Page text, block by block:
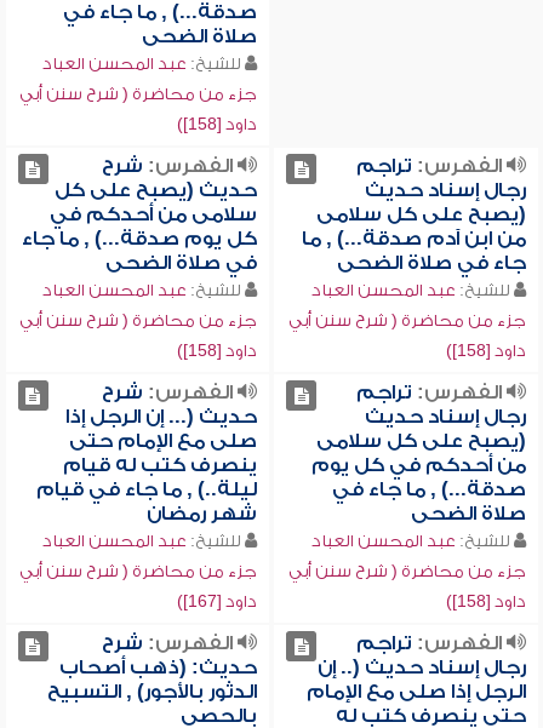
صدقة...) , ما جاء في
صلاة الضحى
للشيخ: عبد المحسن العباد
جزء من محاضرة ( شرح سنن أبي
داود [158])
الفهرس: تراجم
رجال إسناد حديث
(يصبح على كل سلامى
من ابن آدم صدقة...) , ما
جاء في صلاة الضحى
للشيخ: عبد المحسن العباد
جزء من محاضرة ( شرح سنن أبي
داود [158])
الفهرس: شرح
حديث (يصبح على كل
سلامى من أحدكم في
كل يوم صدقة...) , ما جاء
في صلاة الضحى
للشيخ: عبد المحسن العباد
جزء من محاضرة ( شرح سنن أبي
داود [158])
الفهرس: تراجم
رجال إسناد حديث
(يصبح على كل سلامى
من أحدكم في كل يوم
صدقة...) , ما جاء في
صلاة الضحى
للشيخ: عبد المحسن العباد
جزء من محاضرة ( شرح سنن أبي
داود [158])
الفهرس: شرح
حديث (... إن الرجل إذا
صلى مع الإمام حتى
ينصرف كتب له قيام
ليلة..) , ما جاء في قيام
شهر رمضان
للشيخ: عبد المحسن العباد
جزء من محاضرة ( شرح سنن أبي
داود [167])
الفهرس: تراجم
رجال إسناد حديث (.. إن
الرجل إذا صلى مع الإمام
حتى ينصرف كتب له
الفهرس: شرح
حديث: (ذهب أصحاب
الدثور بالأجور) , التسبيح
بالحصى